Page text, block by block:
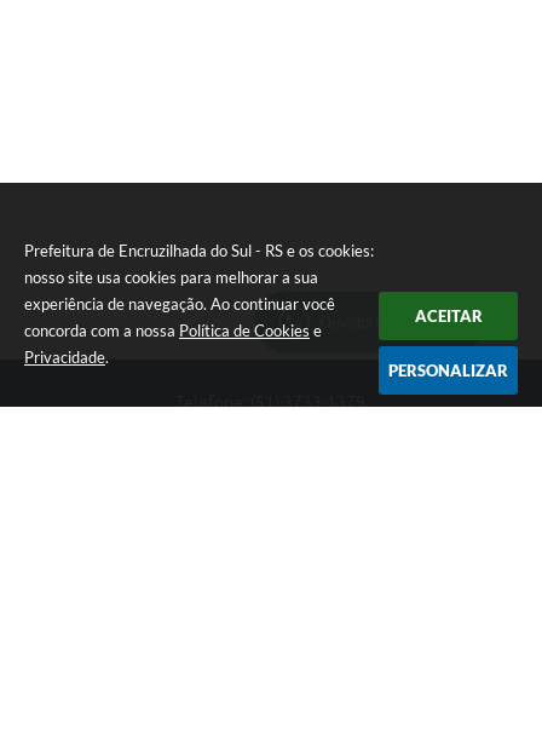
Prefeitura de Encruzilhada do Sul - RS e os cookies:
nosso site usa cookies para melhorar a sua
experiência de navegação. Ao continuar você
concorda com a nossa Política de Cookies e
Privacidade.
ACEITAR
PERSONALIZAR
Ouvidoria Municipal